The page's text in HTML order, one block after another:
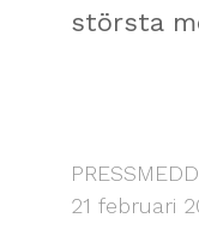
största
21 februari